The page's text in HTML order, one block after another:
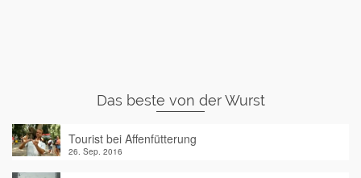
Das beste von der Wurst
Tourist bei Affenfütterung
26. Sep. 2016